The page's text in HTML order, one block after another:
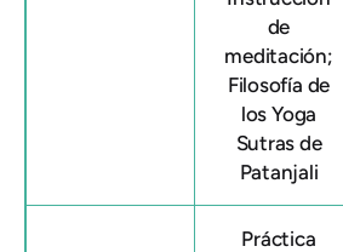
de
meditación;
Filosofía de
los Yoga
Sutras de
Patanjali
Práctica